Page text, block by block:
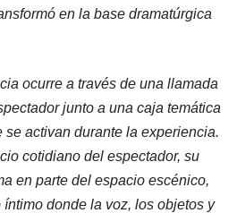
en la base dramatúrgica
ocurre a través de una llamada
junto a una caja temática
activan durante la experiencia.
cotidiano del espectador, su
en parte del espacio escénico,
donde la voz, los objetos y